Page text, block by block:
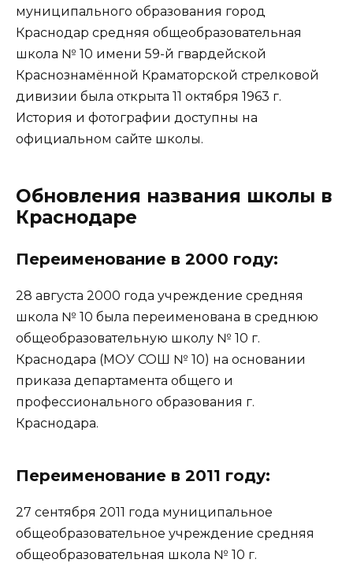
муниципального образования город
Краснодар средняя общеобразовательная
школа № 10 имени 59-й гвардейской
Краснознамённой Краматорской стрелковой
дивизии была открыта 11 октября 1963 г.
История и фотографии доступны на
официальном сайте школы.
Обновления названия школы в
Краснодаре
Переименование в 2000 году:
28 августа 2000 года учреждение средняя
школа № 10 была переименована в среднюю
общеобразовательную школу № 10 г.
Краснодара (МОУ СОШ № 10) на основании
приказа департамента общего и
профессионального образования г.
Краснодара.
Переименование в 2011 году:
27 сентября 2011 года муниципальное
общеобразовательное учреждение средняя
общеобразовательная школа № 10 г.